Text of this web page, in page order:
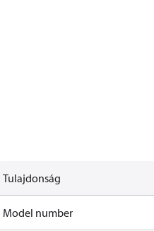
Tulajdonság
Model number